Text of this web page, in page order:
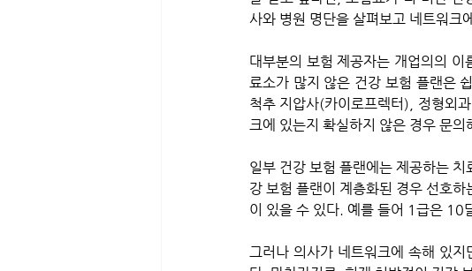
사와 병원 명단을 살펴보고 네트워크
대부분의 보험 제공자는 개업의의
료소가 많지 않은 건강 보험 플랜은
척추 지압사(카이로프렉터), 정형외
크에 있는지 확실하지 않은 경우 문의
일부 건강 보험 플랜에는 제공하는
강 보험 플랜이 계층화된 경우 선호
이 있을 수 있다. 예를 들어 1급은 10
그러나 의사가 네트워크에 속해 있